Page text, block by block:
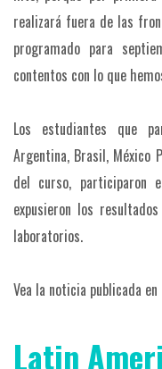
realizará fuera de las
programado para
contentos con lo que
Los estudiantes que
Argentina, Brasil, México
del curso, participaron
expusieron los
laboratorios.
Vea la noticia publicada en
Latin